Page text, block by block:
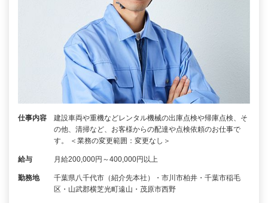
仕事内容
建設車両や重機などレンタル機械の出庫点検や帰庫点検、そ
の他、清掃など、お客様からの配達や点検依頼のお仕事で
す。 ＜業務の変更範囲：変更なし＞
給与 月給200,000円～400,000円以上
勤務地
千葉県八千代市（紹介先本社）・市川市柏井・千葉市稲毛
区・山武郡横芝光町遠山・茂原市西野